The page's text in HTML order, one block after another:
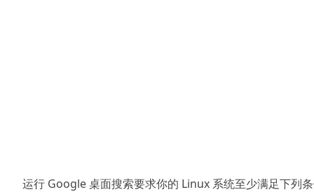
运行 Google 桌面搜索要求你的 Linux 系统至少满足下列